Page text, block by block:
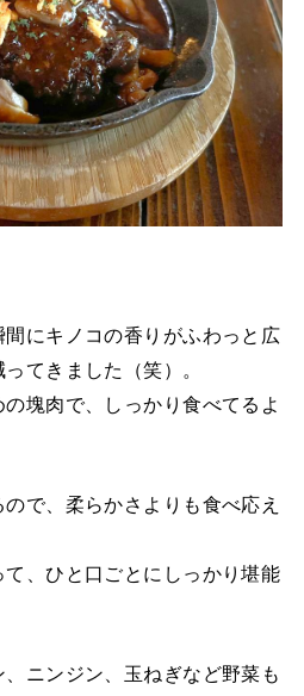
にキノコの香りがふわっと広
てきました（笑）。
塊肉で、しっかり食べてるよ
で、柔らかさよりも食べ応え
、ひと口ごとにしっかり堪能
ニンジン、玉ねぎなど野菜も